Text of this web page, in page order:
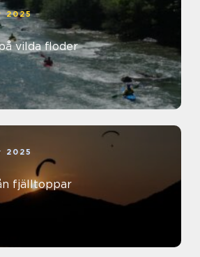
2025
vilda floder
2025
fjälltoppar